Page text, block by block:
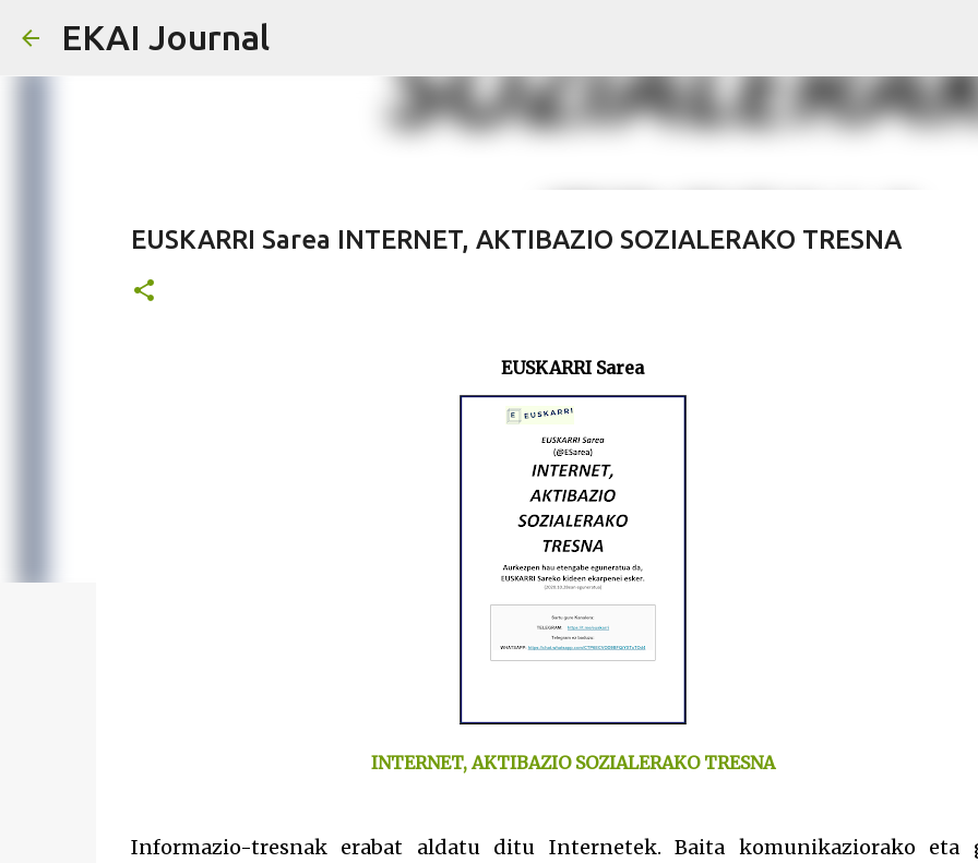
EKAI Journal
EUSKARRI Sarea INTERNET, AKTIBAZIO SOZIALERAKO TRESNA
EUSKARRI Sarea
INTERNET, AKTIBAZIO SOZIALERAKO TRESNA
Informazio-tresnak erabat aldatu ditu Internetek. Baita komunikaziorako eta